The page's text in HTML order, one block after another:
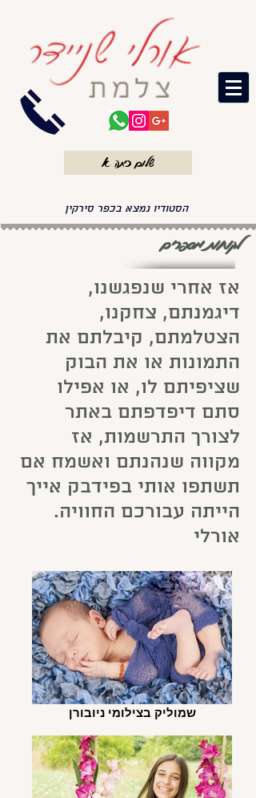
שלום כיתה א
הסטודיו נמצא בכפר סירקין
לקוחות מספרים
אז אחרי שנפגשנו,
דיגמנתם, צחקנו,
הצטלמתם, קיבלתם את
התמונות או את הבוק
שציפיתם לו, או אפילו
סתם דיפדפתם באתר
לצורך התרשמות, אז
מקווה שנהנתם ואשמח אם
תשתפו אותי בפידבק אייך
הייתה עבורכם החוויה.
אורלי
שמוליק בצילומי ניובורן